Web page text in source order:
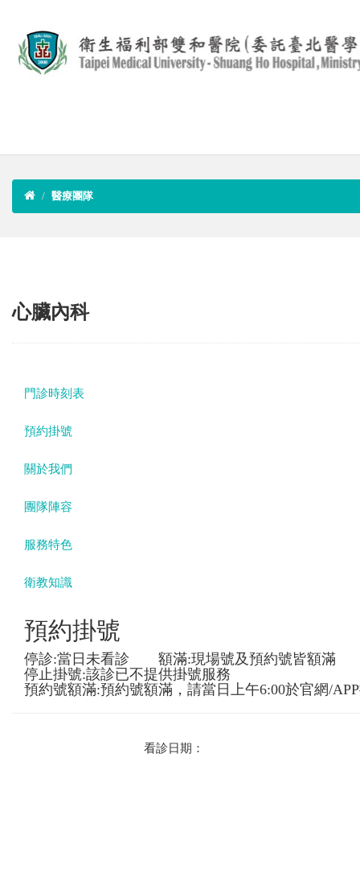
醫療團隊
心臟內科
門診時刻表
預約掛號
關於我們
團隊陣容
服務特色
衛教知識
預約掛號
停診:當日未看診 額滿:現場號及預約號皆額滿
停止掛號:該診已不提供掛號服務
預約號額滿:預約號額滿，請當日上午6:00於官網/
看診日期：